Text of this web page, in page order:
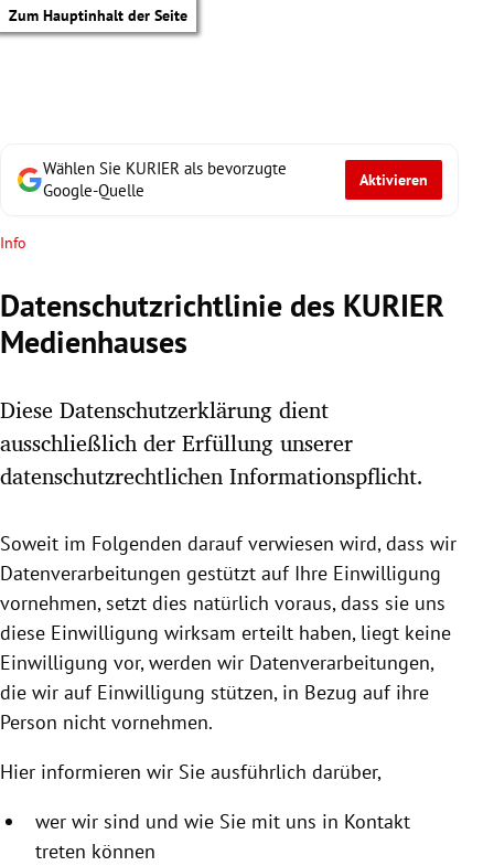
Zum Hauptinhalt der Seite
Untermenü
Untermenü
Untermenü
Untermenü
Untermenü
Untermenü
Untermenü
Wählen Sie KURIER als bevorzugte
Google-Quelle
Aktivieren
Info
Datenschutzrichtlinie des KURIER
Medienhauses
Diese Datenschutzerklärung dient
ausschließlich der Erfüllung unserer
datenschutzrechtlichen Informationspflicht.
Soweit im Folgenden darauf verwiesen wird, dass wir
Datenverarbeitungen gestützt auf Ihre Einwilligung
vornehmen, setzt dies natürlich voraus, dass sie uns
diese Einwilligung wirksam erteilt haben, liegt keine
Einwilligung vor, werden wir Datenverarbeitungen,
die wir auf Einwilligung stützen, in Bezug auf ihre
Person nicht vornehmen.
Hier informieren wir Sie ausführlich darüber,
wer wir sind und wie Sie mit uns in Kontakt
treten können